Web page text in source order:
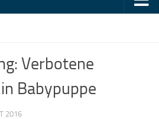
Verbotene
Babypuppe
2016